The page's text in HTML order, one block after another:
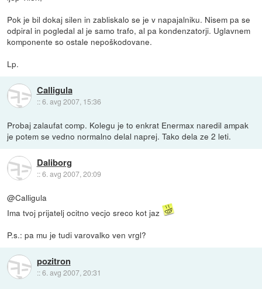
Pok je bil dokaj silen in zabliskalo se je v napajalniku. Nisem pa se
odpiral in pogledal al je samo trafo, al pa kondenzatorji. Uglavnem
komponente so ostale nepoškodovane.
Lp.
Calligula
::6. avg 2007, 15:36
Probaj zalaufat comp. Kolegu je to enkrat Enermax naredil ampak
je potem se vedno normalno delal naprej. Tako dela ze 2 leti.
Daliborg
::6. avg 2007, 20:09
@Calligula
Ima tvoj prijatelj ocitno vecjo sreco kot jaz
P.s.: pa mu je tudi varovalko ven vrgl?
pozitron
::6. avg 2007, 20:31